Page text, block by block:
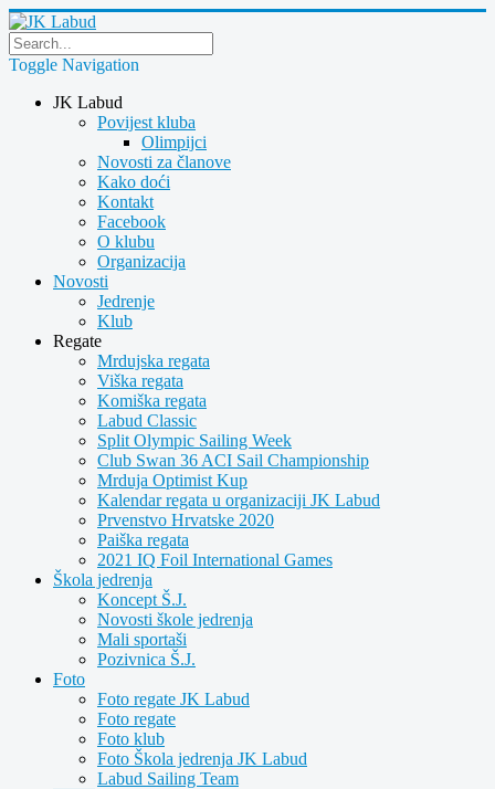
Toggle Navigation
JK Labud
Povijest kluba
Olimpijci
Novosti za članove
Kako doći
Kontakt
Facebook
O klubu
Organizacija
Novosti
Jedrenje
Klub
Regate
Mrdujska regata
Viška regata
Komiška regata
Labud Classic
Split Olympic Sailing Week
Club Swan 36 ACI Sail Championship
Mrduja Optimist Kup
Kalendar regata u organizaciji JK Labud
Prvenstvo Hrvatske 2020
Paiška regata
2021 IQ Foil International Games
Škola jedrenja
Koncept Š.J.
Novosti škole jedrenja
Mali sportaši
Pozivnica Š.J.
Foto
Foto regate JK Labud
Foto regate
Foto klub
Foto Škola jedrenja JK Labud
Labud Sailing Team